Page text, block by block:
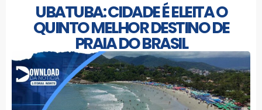
UBATUBA: CIDADE É ELEITA O
QUINTO MELHOR DESTINO DE
PRAIA DO BRASIL